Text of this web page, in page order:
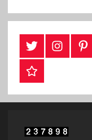
#TwitterInstagram
Webshop